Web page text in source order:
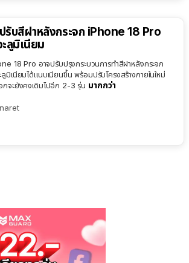
รับสีฝาหลังกระจก iPhone 18 Pro
ะลูมิเนียม
18 Pro อาจปรับปรุงกระบวนการทำสีฝาหลังกระจก
มิเนียมได้แนบเนียนขึ้น พร้อมปรับโครงสร้างภายในใหม่
กจะยังคงเดิมไปอีก 2-3 รุ่น มากกว่า